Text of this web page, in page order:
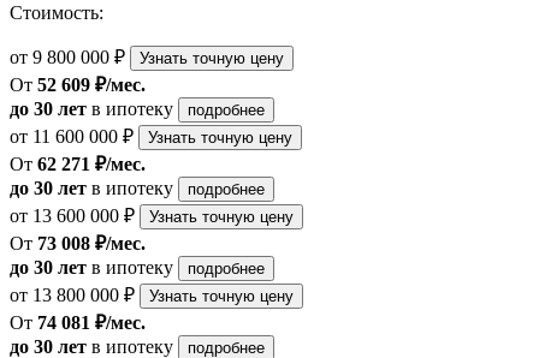
Стоимость:
от 9 800 000 ₽ Узнать точную цену
От 52 609 ₽/мес.
до 30 лет в ипотеку подробнее
от 11 600 000 ₽ Узнать точную цену
От 62 271 ₽/мес.
до 30 лет в ипотеку подробнее
от 13 600 000 ₽ Узнать точную цену
От 73 008 ₽/мес.
до 30 лет в ипотеку подробнее
от 13 800 000 ₽ Узнать точную цену
От 74 081 ₽/мес.
до 30 лет в ипотеку подробнее